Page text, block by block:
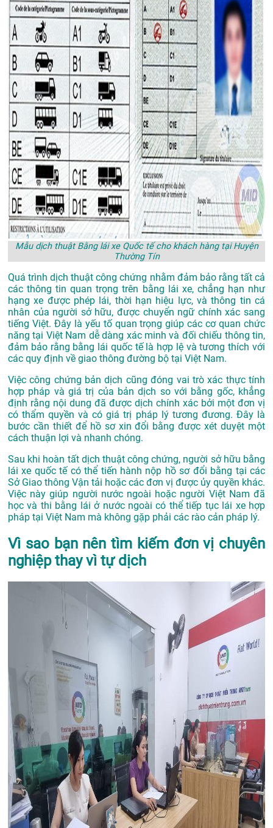
Mẫu dịch thuật Bằng lái xe Quốc tế cho khách hàng tại Huyện
Thường Tín
Quá trình dịch thuật công chứng nhằm đảm bảo rằng tất cả
các thông tin quan trọng trên bằng lái xe, chẳng hạn như
hạng xe được phép lái, thời hạn hiệu lực, và thông tin cá
nhân của người sở hữu, được chuyển ngữ chính xác sang
tiếng Việt. Đây là yếu tố quan trọng giúp các cơ quan chức
năng tại Việt Nam dễ dàng xác minh và đối chiếu thông tin,
đảm bảo rằng bằng lái quốc tế là hợp lệ và tương thích với
các quy định về giao thông đường bộ tại Việt Nam.
Việc công chứng bản dịch cũng đóng vai trò xác thực tính
hợp pháp và giá trị của bản dịch so với bằng gốc, khẳng
định rằng nội dung đã được dịch chính xác bởi một đơn vị
có thẩm quyền và có giá trị pháp lý tương đương. Đây là
bước cần thiết để hồ sơ xin đổi bằng được xét duyệt một
cách thuận lợi và nhanh chóng.
Sau khi hoàn tất dịch thuật công chứng, người sở hữu bằng
lái xe quốc tế có thể tiến hành nộp hồ sơ đổi bằng tại các
Sở Giao thông Vận tải hoặc các đơn vị được ủy quyền khác.
Việc này giúp người nước ngoài hoặc người Việt Nam đã
học và thi bằng lái ở nước ngoài có thể tiếp tục lái xe hợp
pháp tại Việt Nam mà không gặp phải các rào cản pháp lý.
Vì sao bạn nên tìm kiếm đơn vị chuyên
nghiệp thay vì tự dịch